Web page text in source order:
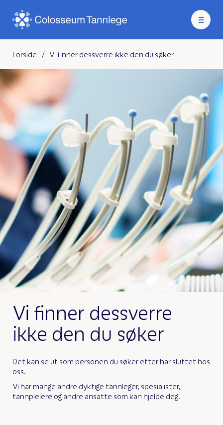
Forside / Vi finner dessverre ikke den du søker
Vi finner dessverre
ikke den du søker
Det kan se ut som personen du søker etter har sluttet hos
oss.
Vi har mange andre dyktige tannleger, spesialister,
tannpleiere og andre ansatte som kan hjelpe deg.